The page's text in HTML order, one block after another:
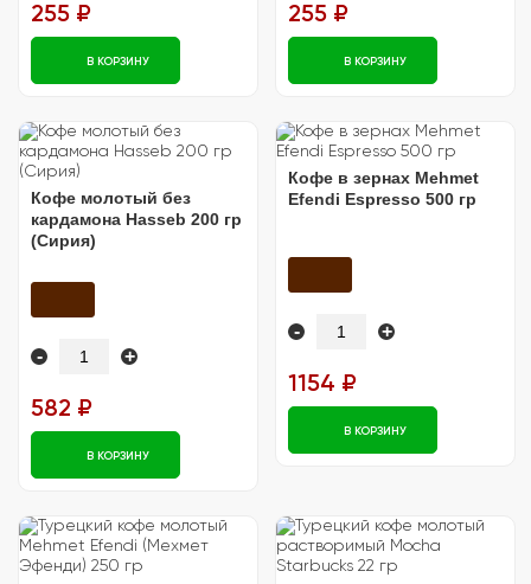
255 ₽
В КОРЗИНУ
255 ₽
В КОРЗИНУ
Кофе молотый без
кардамона Hasseb 200 гр
(Сирия)
- +
582 ₽
В КОРЗИНУ
Кофе в зернах Mehmet
Efendi Espresso 500 гр
- +
1154 ₽
В КОРЗИНУ